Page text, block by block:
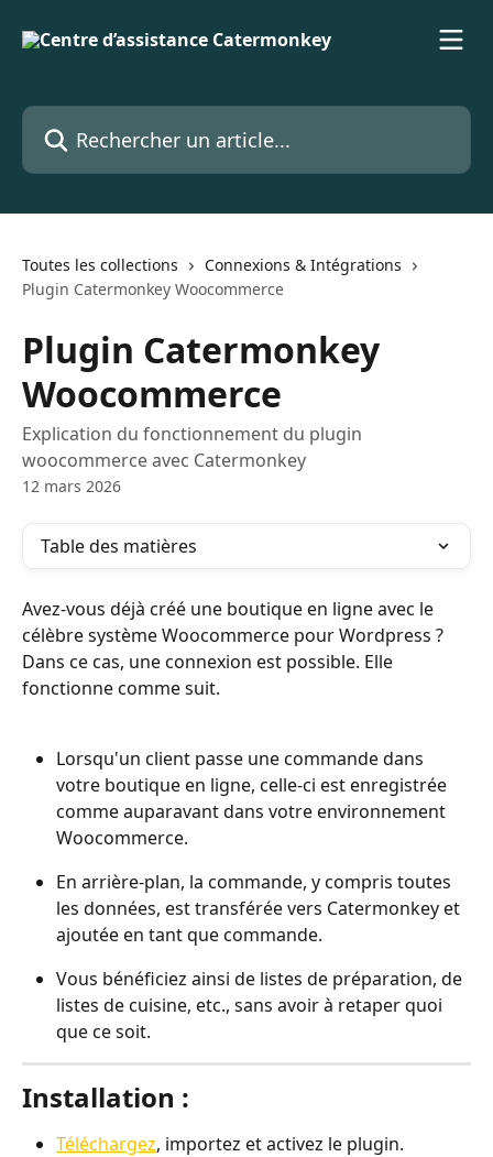
Rechercher un article...
Toutes les collections
Connexions & Intégrations
Plugin Catermonkey Woocommerce
Plugin Catermonkey
Woocommerce
Explication du fonctionnement du plugin
woocommerce avec Catermonkey
12 mars 2026
Table des matières
Avez-vous déjà créé une boutique en ligne avec le
célèbre système Woocommerce pour Wordpress ?
Dans ce cas, une connexion est possible. Elle
fonctionne comme suit.
Lorsqu'un client passe une commande dans
votre boutique en ligne, celle-ci est enregistrée
comme auparavant dans votre environnement
Woocommerce.
En arrière-plan, la commande, y compris toutes
les données, est transférée vers Catermonkey et
ajoutée en tant que commande.
Vous bénéficiez ainsi de listes de préparation, de
listes de cuisine, etc., sans avoir à retaper quoi
que ce soit.
Installation :
Téléchargez, importez et activez le plugin.